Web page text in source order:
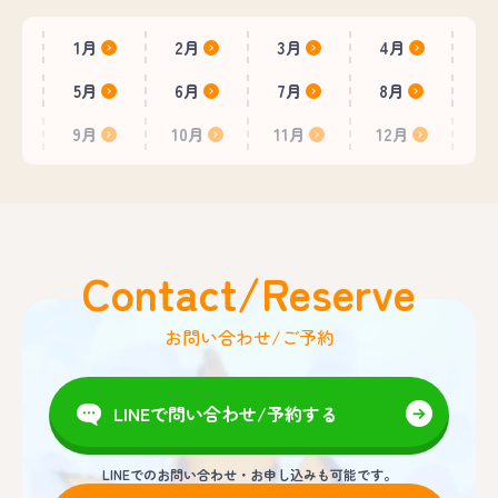
1月 2月 3月
4月
5月
6月 7月
8月
9月
10月 11月 12月
Contact/Reserve
お問い合わせ/ご予約
LINEで問い合わせ/予約する
LINEでのお問い合わせ・お申し込みも可能です。